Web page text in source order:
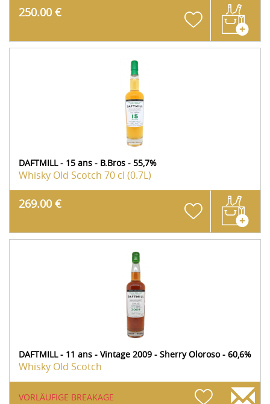
250.00 €
DAFTMILL - 15 ans - B.Bros - 55,7%
Whisky Old Scotch 70 cl (0.7L)
269.00 €
DAFTMILL - 11 ans - Vintage 2009 - Sherry Oloroso - 60,6%
Whisky Old Scotch
VORLÄUFIGE BREAKAGE